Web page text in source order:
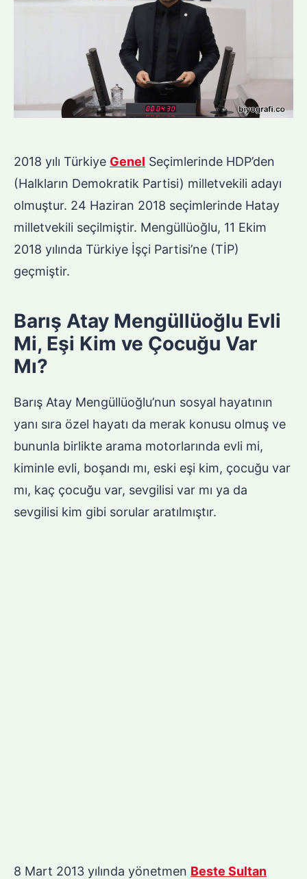
2018 yılı Türkiye Genel Seçimlerinde HDP’den
(Halkların Demokratik Partisi) milletvekili adayı
olmuştur. 24 Haziran 2018 seçimlerinde Hatay
milletvekili seçilmiştir. Mengüllüoğlu, 11 Ekim
2018 yılında Türkiye İşçi Partisi’ne (TİP)
geçmiştir.
Barış Atay Mengüllüoğlu Evli
Mi, Eşi Kim ve Çocuğu Var
Mı?
Barış Atay Mengüllüoğlu’nun sosyal hayatının
yanı sıra özel hayatı da merak konusu olmuş ve
bununla birlikte arama motorlarında evli mi,
kiminle evli, boşandı mı, eski eşi kim, çocuğu var
mı, kaç çocuğu var, sevgilisi var mı ya da
sevgilisi kim gibi sorular aratılmıştır.
8 Mart 2013 yılında yönetmen Beste Sultan